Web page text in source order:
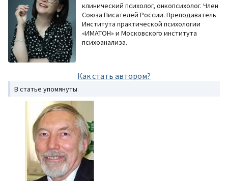
клинический психолог, онкопсихолог. Член
Союза Писателей России. Преподаватель
Института практической психологии
«ИМАТОН» и Московского института
психоанализа.
Как стать автором?
В статье упомянуты